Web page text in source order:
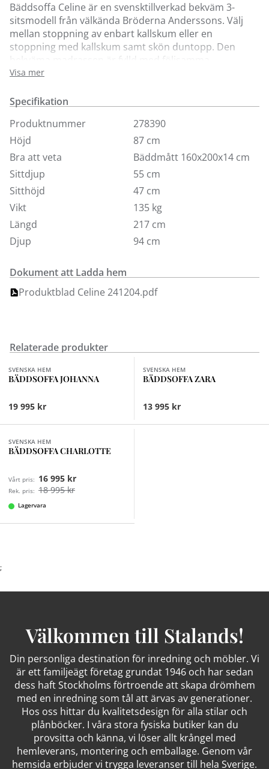
Bäddsoffa Celine är en svensktillverkad bekväm 3-
sitsmodell från välkända Bröderna Anderssons. Välj
mellan stoppning av enbart kallskum eller en
stoppning med kallskum samt skön duntopp. Den
bekväma madrassen är fylld med följsamma
pocketresårer för optimal liggkomfort. Två stycken
ingår.
Här visar vi Celine i tyg Milan i olika färger med ben i
svartbets och armstöd 1. För fler utföranden, tyger och
färger besök någon av våra butiker.
cm/2,5-sitsmodell.
Visa mer
Specifikation
Produktnummer
278390
Höjd
87 cm
Bra att veta
Bäddmått 160x200x14 cm
Sittdjup
55 cm
Sitthöjd
47 cm
Vikt
135 kg
Längd
217 cm
Djup
94 cm
Dokument att Ladda hem
Produktblad Celine 241204.pdf
Relaterade produkter
Finns i fler val (5)
SVENSKA HEM
BÄDDSOFFA JOHANNA
19 995 kr
SVENSKA HEM
BÄDDSOFFA ZARA
13 995 kr
SVENSKA HEM
BÄDDSOFFA CHARLOTTE
Vårt pris: 16 995 kr
Rek. pris: 18 995 kr
Lagervara
;
Välkommen till Stalands!
Din personliga destination för inredning och möbler. Vi
är ett familjeägt företag grundat 1946 och har sedan
dess haft Stockholms förtroende att skapa drömhem
med en inredning som tål att ärvas av generationer.
Hos oss hittar du kvalitetsdesign för alla stilar och
plånböcker. I våra stora fysiska butiker kan du
provsitta och känna, vi löser allt krångel med
hemleverans, montering och emballage. Genom vår
hemsida erbjuder vi trygga leveranser till hela Sverige.